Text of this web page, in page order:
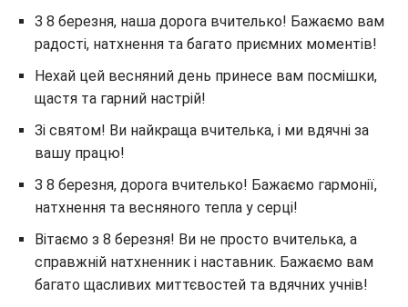
З 8 березня, наша дорога вчителько! Бажаємо вам
радості, натхнення та багато приємних моментів!
Нехай цей весняний день принесе вам посмішки,
щастя та гарний настрій!
Зі святом! Ви найкраща вчителька, і ми вдячні за
вашу працю!
З 8 березня, дорога вчителько! Бажаємо гармонії,
натхнення та весняного тепла у серці!
Вітаємо з 8 березня! Ви не просто вчителька, а
справжній натхненник і наставник. Бажаємо вам
багато щасливих миттєвостей та вдячних учнів!